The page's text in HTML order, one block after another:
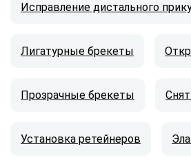
Исправление дистального
Лигатурные брекеты
Прозрачные брекеты
Установка ретейнеров